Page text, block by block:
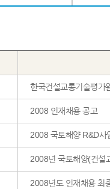
한국건설교통기술평가
2008 인재채용 공고
2008 국토해양 R&D사
2008년 국토해양(건설
2008년도 인재채용 최